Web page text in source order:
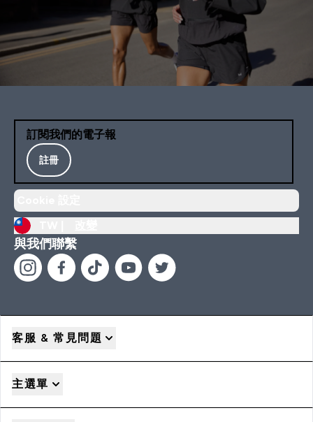
訂閱我們的電子報
註冊
與我們聯繫
客服 & 常見問題
主選單